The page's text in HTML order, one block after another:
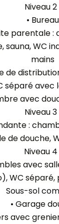
Niveau 2
• Bureau
parentale :
sauna, WC
mains
de
séparé
avec
Niveau 3
:
de douche,
Niveau 4
avec
WC
Sous-sol
• Garage
avec